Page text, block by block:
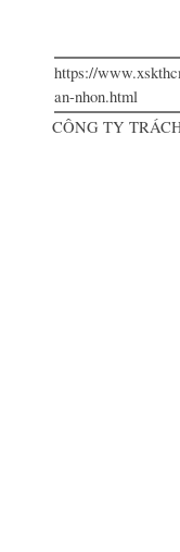
https://
an-nhon.html
CÔNG TY